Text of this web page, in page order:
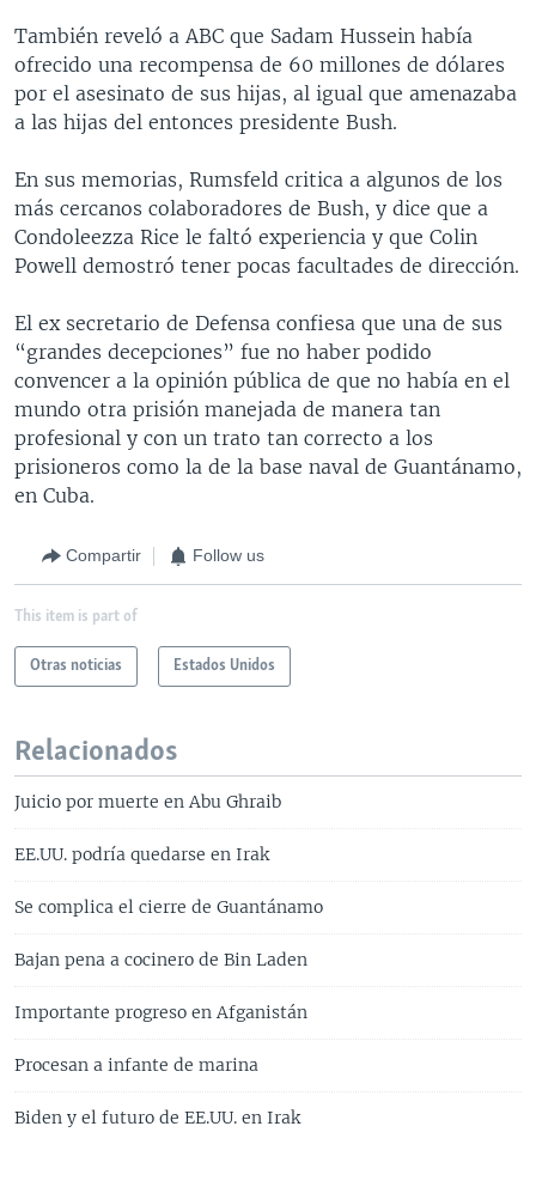
También reveló a ABC que Sadam Hussein había
ofrecido una recompensa de 60 millones de dólares
por el asesinato de sus hijas, al igual que amenazaba
a las hijas del entonces presidente Bush.
En sus memorias, Rumsfeld critica a algunos de los
más cercanos colaboradores de Bush, y dice que a
Condoleezza Rice le faltó experiencia y que Colin
Powell demostró tener pocas facultades de dirección.
El ex secretario de Defensa confiesa que una de sus
“grandes decepciones” fue no haber podido
convencer a la opinión pública de que no había en el
mundo otra prisión manejada de manera tan
profesional y con un trato tan correcto a los
prisioneros como la de la base naval de Guantánamo,
en Cuba.
Compartir Follow us
This item is part of
Otras noticias Estados Unidos
Relacionados
Juicio por muerte en Abu Ghraib
EE.UU. podría quedarse en Irak
Se complica el cierre de Guantánamo
Bajan pena a cocinero de Bin Laden
Importante progreso en Afganistán
Procesan a infante de marina
Biden y el futuro de EE.UU. en Irak